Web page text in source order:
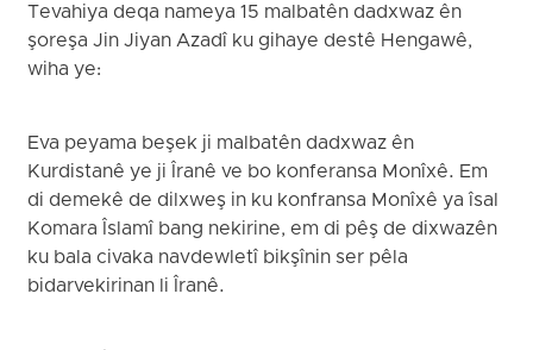
Tevahiya deqa nameya 15 malbatên dadxwaz ên
şoreşa Jin Jiyan Azadî ku gihaye destê Hengawê,
wiha ye:
Eva peyama beşek ji malbatên dadxwaz ên
Kurdistanê ye ji Îranê ve bo konferansa Monîxê. Em
di demekê de dilxweş in ku konfransa Monîxê ya îsal
Komara Îslamî bang nekirine, em di pêş de dixwazên
ku bala civaka navdewletî bikşînin ser pêla
bidarvekirinan li Îranê.